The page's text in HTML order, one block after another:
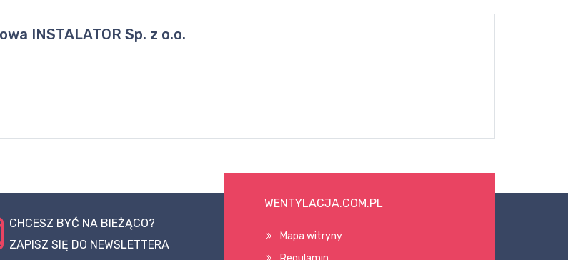
INSTALATOR Sp. z o.o.
CHCESZ BYĆ NA BIEŻĄCO?
ZAPISZ SIĘ DO NEWSLETTERA
WENTYLACJA.COM.PL
Mapa witryny